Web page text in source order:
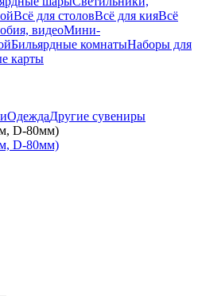
Всё для столовВсё для кияВсё
видеоМини-
Бильярдные комнатыНаборы для
карты
ОдеждаДругие сувениры
D-80мм)